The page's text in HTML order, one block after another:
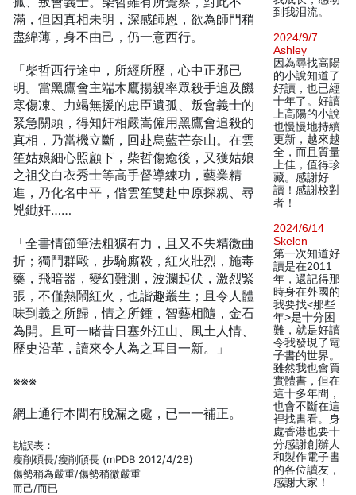
滿，但因真相未明，深感師恩，欲為師門稍
盡綿薄，身不由己，仍一意西行。
「柴哲西行途中，所經所歷，心中正邪已
明。當黑鷹會主端木鷹揚親率眾殺手追及饑
寒傷凍、力竭無援的忠臣遺孤、叛會義士的
緊急關頭，得知奸相嚴嵩僱用黑鷹會追殺的
真相，乃當機立斷，回赴烏藍芒奈山。在雲
笙姑娘細心照顧下，柴哲傷癒後，又獲姑娘
之祖父白衣秀士等高手督導練功，藝業精
進，乃化名中平，偕雲笙雙赴中原探親、尋
兇鋤奸……
「全書情節筆法粗獷有力，且又不失精微曲
折；獨鬥群毆，步騎廝殺，紅火壯烈，施毒
藥，飛暗器，變幻難測，波瀾起伏，激烈緊
張，不僅熱鬧紅火，也諧趣叢生；且令人體
味到義之所歸，情之所鍾，智藝相隨，金石
為開。且可一睹昔日塞外江山、風土人情、
歷史沿革，讀來令人為之耳目一新。」
※※※
網上通行本間有脫漏之處，已一一補正。
勘誤表：
瘦削碩長/瘦削頎長 (mPDB 2012/4/28)
傷勢稍為嚴重/傷勢稍微嚴重
而己/而已
到我泪流。
2024/9/7
Ashley
因為尋找高陽
的小說知道了
好讀，也已經
十年了。好讀
上高陽的小說
也慢慢地持續
更新，越來越
全，而且質量
上佳，值得珍
藏。感謝好
讀！感謝校對
者！
2024/6/14
Skelen
第一次知道好
讀是在2011
年，還記得那
時身在外國的
我要找<那些
年>是十分困
難，就是好讀
令我發現了電
子書的世界。
雖然我也會買
實體書，但在
這十多年間，
也會不斷在這
裡找書看。身
處香港也要十
分感謝創辦人
和製作電子書
的各位讀友，
感謝大家！